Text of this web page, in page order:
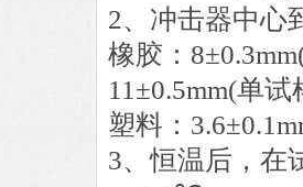
2、冲击器中心
橡胶：
11±0.5mm(单试
塑料：
3、恒温后，在